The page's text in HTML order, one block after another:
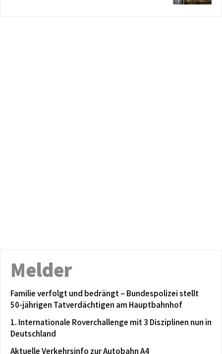
Melder
Familie verfolgt und bedrängt – Bundespolizei stellt
50-jährigen Tatverdächtigen am Hauptbahnhof
1. Internationale Roverchallenge mit 3 Disziplinen nun in
Deutschland
Aktuelle Verkehrsinfo zur Autobahn A4